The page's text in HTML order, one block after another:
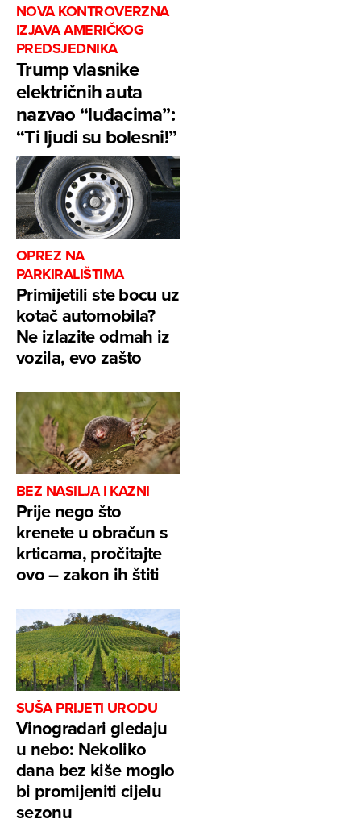
NOVA KONTROVERZNA
IZJAVA AMERIČKOG
PREDSJEDNIKA
Trump vlasnike
električnih auta
nazvao “luđacima”:
“Ti ljudi su bolesni!”
OPREZ NA
PARKIRALIŠTIMA
Primijetili ste bocu uz
kotač automobila?
Ne izlazite odmah iz
vozila, evo zašto
BEZ NASILJA I KAZNI
Prije nego što
krenete u obračun s
krticama, pročitajte
ovo – zakon ih štiti
SUŠA PRIJETI URODU
Vinogradari gledaju
u nebo: Nekoliko
dana bez kiše moglo
bi promijeniti cijelu
sezonu